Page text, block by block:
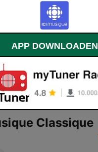
Classique
APP DOWNLOADEN